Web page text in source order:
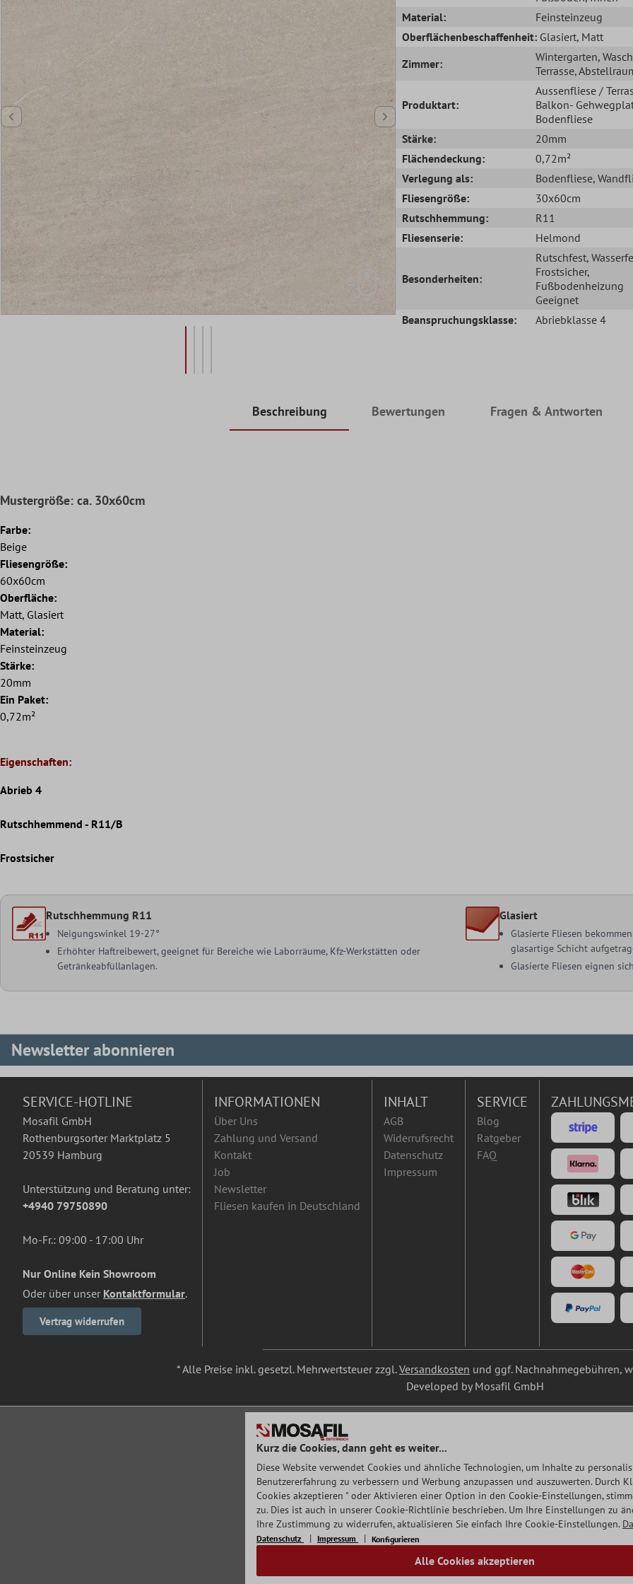
Material:
Feinsteinzeug
Oberflächenbeschaffenheit: Glasiert, Matt
Zimmer:
Wintergarten,
Terrasse,
Produktart:
Aussenfliese /
Balkon-
Bodenfliese
Stärke:
20mm
Flächendeckung:
0,72m²
Verlegung als:
Bodenfliese,
Fliesengröße:
30x60cm
Rutschhemmung:
R11
Fliesenserie:
Helmond
Besonderheiten:
Rutschfest,
Frostsicher,
Fußbodenheizung
Geeignet
Beanspruchungsklasse:
Abriebklasse 4
Beschreibung Bewertungen Fragen & Antworten
Mustergröße: ca. 30x60cm
Farbe:
Beige
Fliesengröße:
60x60cm
Oberfläche:
Matt, Glasiert
Material:
Feinsteinzeug
Stärke:
20mm
Ein Paket:
0,72m²
Eigenschaften:
Abrieb 4
Rutschhemmend - R11/B
Frostsicher
Rutschhemmung R11
Neigungswinkel 19-27°
Erhöhter Haftreibewert, geeignet für Bereiche wie Laborräume, Kfz-Werkstätten oder
Getränkeabfüllanlagen.
Glasiert
Glasierte Fliesen
glasartige Schicht
Glasierte Fliesen eignen
Newsletter abonnieren
SERVICE-HOTLINE
Mosafil GmbH
Rothenburgsorter Marktplatz 5
20539 Hamburg
Unterstützung und Beratung unter:
+4940 79750890
Mo-Fr.: 09:00 - 17:00 Uhr
Nur Online Kein Showroom
Oder über unser Kontaktformular.
Vertrag widerrufen
INFORMATIONEN
Über Uns
Zahlung und Versand
Kontakt
Job
Newsletter
Fliesen kaufen in Deutschland
INHALT
AGB
Widerrufsrecht
Datenschutz
Impressum
SERVICE
Blog
Ratgeber
FAQ
* Alle Preise inkl. gesetzl. Mehrwertsteuer zzgl.Versandkosten und ggf. Nachnahmegebühren,
Developed by Mosafil GmbH
Kurz die Cookies, dann geht es weiter...
Diese Website verwendet Cookies und ähnliche Technologien, um Inhalte zu
Benutzererfahrung zu verbessern und Werbung anzupassen und auszuwerten. Durch
Cookies akzeptieren " oder Aktivieren einer Option in den Cookie-Einstellungen,
zu. Dies ist auch in unserer Cookie-Richtlinie beschrieben. Um Ihre Einstellungen zu
Ihre Zustimmung zu widerrufen, aktualisieren Sie einfach Ihre Cookie-Einstellungen.
Datenschutz Impressum Konfigurieren
Alle Cookies akzeptieren